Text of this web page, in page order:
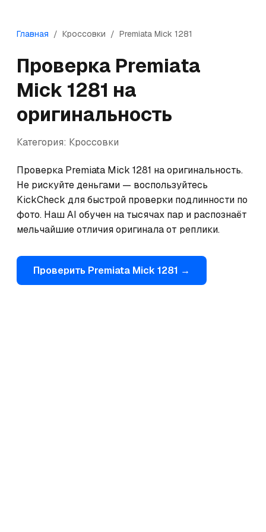
Главная / Кроссовки / Premiata Mick 1281
Проверка Premiata
Mick 1281 на
оригинальность
Категория: Кроссовки
Проверка Premiata Mick 1281 на оригинальность.
Не рискуйте деньгами — воспользуйтесь
KickCheck для быстрой проверки подлинности по
фото. Наш AI обучен на тысячах пар и распознаёт
мельчайшие отличия оригинала от реплики.
Проверить Premiata Mick 1281 →